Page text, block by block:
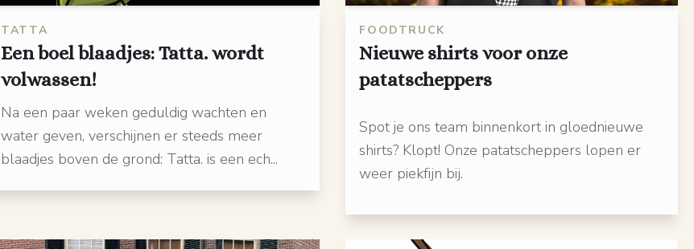
TATTA
Een boel blaadjes: Tatta. wordt
volwassen!
Na een paar weken geduldig wachten en
water geven, verschijnen er steeds meer
blaadjes boven de grond: Tatta. is een ech...
FOODTRUCK
Nieuwe shirts voor onze
patatscheppers
Spot je ons team binnenkort in gloednieuwe
shirts? Klopt! Onze patatscheppers lopen er
weer piekfijn bij.